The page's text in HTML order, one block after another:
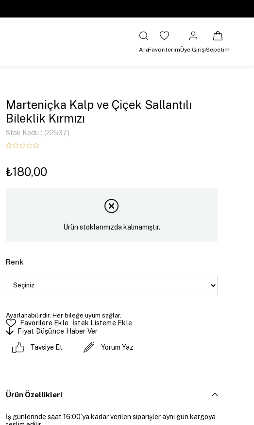
AraFavorilerimÜye GirişiSepetim
Marteniçka Kalp ve Çiçek Sallantılı
Bileklik Kırmızı
Stok Kodu (22537)
₺180,00
Ürün stoklarımızda kalmamıştır.
Renk
Ayarlanabilirdir. Her bileğe uyum sağlar.
Favorilere Ekle
İstek Listeme Ekle
Fiyat Düşünce Haber Ver
Tavsiye Et Yorum Yaz
Ürün Özellikleri
İş günlerinde saat 16:00’ya kadar verilen siparişler aynı gün kargoya